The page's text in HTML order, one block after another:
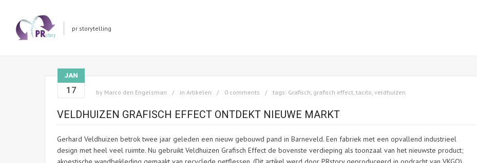
pr storytelling
JAN
17 by Marco den Engelsman in Artikelen 0 comments tags: Grafisch, grafisch effect, tacito, veldhuizen
VELDHUIZEN GRAFISCH EFFECT ONTDEKT NIEUWE MARKT
Gerhard Veldhuizen betrok twee jaar geleden een nieuw gebouwd pand in Barneveld. Een fabriek met een opvallend industrieel
design met heel veel ruimte. Nu gebruikt Veldhuizen Grafisch Effect de bovenste verdieping als toonzaal van het nieuwste product;